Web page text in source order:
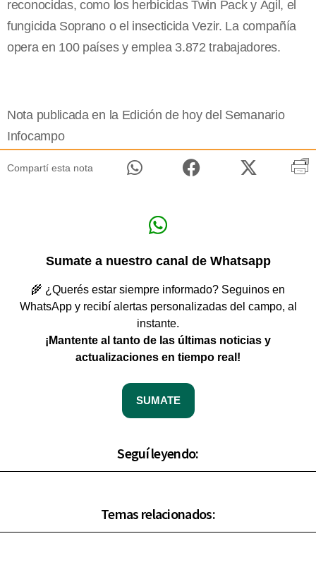
reconocidas, como los herbicidas Twin Pack y Ágil, el
fungicida Soprano o el insecticida Vezir. La compañía
opera en 100 países y emplea 3.872 trabajadores.
Nota publicada en la Edición de hoy del Semanario
Infocampo
Compartí esta nota
Sumate a nuestro canal de Whatsapp
🌾 ¿Querés estar siempre informado? Seguinos en
WhatsApp y recibí alertas personalizadas del campo, al
instante.
¡Mantente al tanto de las últimas noticias y
actualizaciones en tiempo real!
SUMATE
Seguí leyendo:
Temas relacionados: